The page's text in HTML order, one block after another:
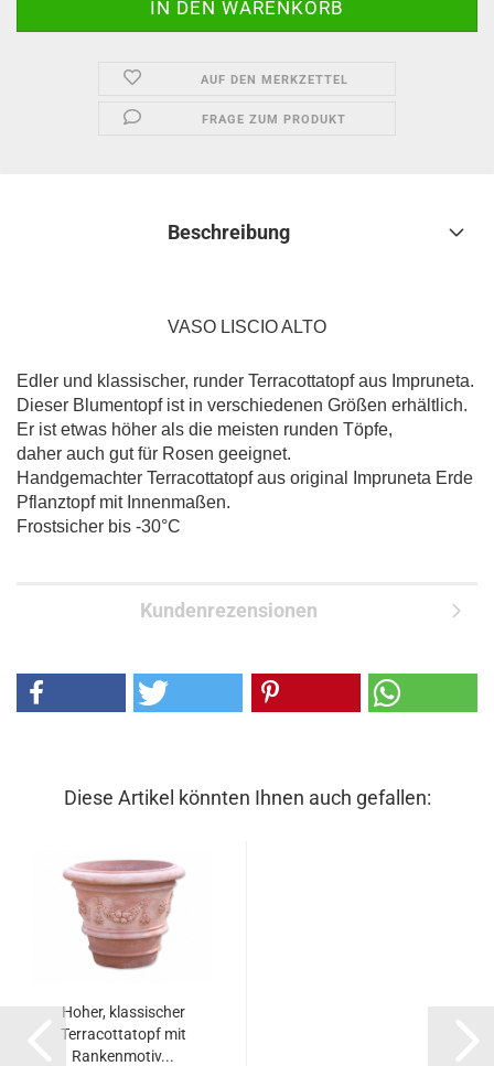
AUF DEN MERKZETTEL
FRAGE ZUM PRODUKT
Beschreibung
VASO LISCIO ALTO
Edler und klassischer, runder Terracottatopf aus Impruneta.
Dieser Blumentopf ist in verschiedenen Größen erhältlich.
Er ist etwas höher als die meisten runden Töpfe,
daher auch gut für Rosen geeignet.
Handgemachter Terracottatopf aus original Impruneta Erde
Pflanztopf mit Innenmaßen.
Frostsicher bis -30°C
Kundenrezensionen
Diese Artikel könnten Ihnen auch gefallen:
Hoher, klassischer
Terracottatopf mit
Rankenmotiv...